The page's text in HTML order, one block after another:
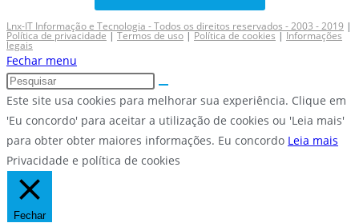
Lnx-IT Informação e Tecnologia - Todos os direitos reservados - 2003 - 2019 |
Política de privacidade|Termos de uso|Política de cookies|Informações
legais
Fechar menu
Este site usa cookies para melhorar sua experiência. Clique em
'Eu concordo' para aceitar a utilização de cookies ou 'Leia mais'
para obter obter maiores informações. Eu concordo Leia mais
Privacidade e política de cookies
Fechar